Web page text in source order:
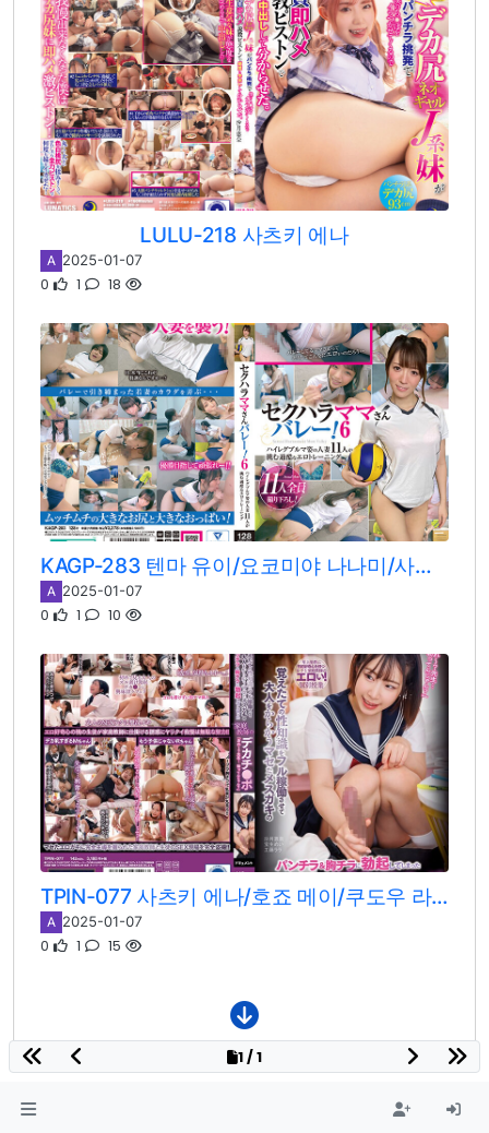
LULU-218 사츠키 에나
A 2025-01-07
0 1 18
KAGP-283 텐마 유이/요코미야 나나미/사츠키 에나/오츠 아리스/코마츠 안/모모세 아스카/오오하라 아무/키노시타 히마리하나자와 히마리/루카와 리오/아마하루 노아/오하나 논
A 2025-01-07
0 1 10
TPIN-077 사츠키 에나/호죠 메이/쿠도우 라라
A 2025-01-07
0 1 15
1 / 1